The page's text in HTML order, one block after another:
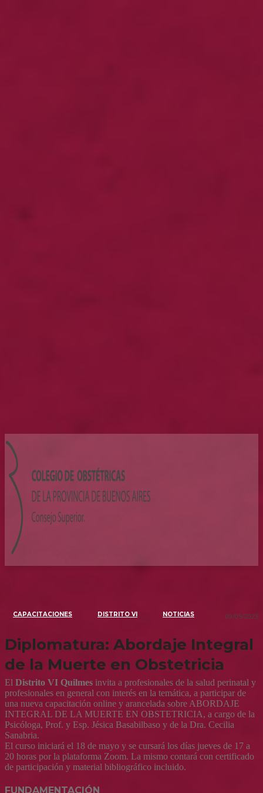
CAPACITACIONES DISTRITO VI NOTICIAS 09/05/2023
Diplomatura: Abordaje Integral
de la Muerte en Obstetricia
El Distrito VI Quilmes invita a profesionales de la salud perinatal y
profesionales en general con interés en la temática, a participar de
una nueva capacitación online y arancelada sobre ABORDAJE
INTEGRAL DE LA MUERTE EN OBSTETRICIA, a cargo de la
Psicóloga, Prof. y Esp. Jésica Basabilbaso y de la Dra. Cecilia
Sanabria.
El curso iniciará el 18 de mayo y se cursará los días jueves de 17 a
20 horas por la plataforma Zoom. La mismo contará con certificado
de participación y material bibliográfico incluido.
FUNDAMENTACIÓN